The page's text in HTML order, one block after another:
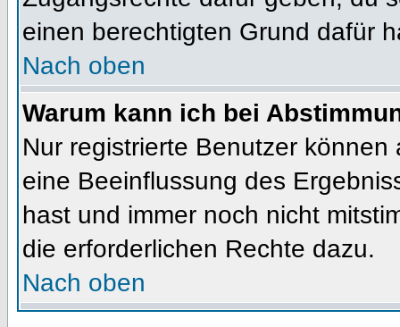
einen berechtigten Grund dafür
Nach oben
Warum kann ich bei
Nur registrierte Benutzer
eine Beeinflussung des
hast und immer noch nicht
die erforderlichen Rechte dazu.
Nach oben